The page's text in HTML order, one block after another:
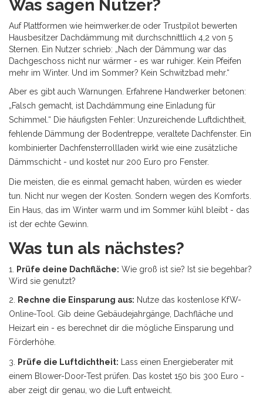
Was sagen Nutzer?
Auf Plattformen wie heimwerker.de oder Trustpilot bewerten
Hausbesitzer Dachdämmung mit durchschnittlich 4,2 von 5
Sternen. Ein Nutzer schrieb: „Nach der Dämmung war das
Dachgeschoss nicht nur wärmer - es war ruhiger. Kein Pfeifen
mehr im Winter. Und im Sommer? Kein Schwitzbad mehr.“
Aber es gibt auch Warnungen. Erfahrene Handwerker betonen:
„Falsch gemacht, ist Dachdämmung eine Einladung für
Schimmel.“ Die häufigsten Fehler: Unzureichende Luftdichtheit,
fehlende Dämmung der Bodentreppe, veraltete Dachfenster. Ein
kombinierter Dachfensterrollladen wirkt wie eine zusätzliche
Dämmschicht - und kostet nur 200 Euro pro Fenster.
Die meisten, die es einmal gemacht haben, würden es wieder
tun. Nicht nur wegen der Kosten. Sondern wegen des Komforts.
Ein Haus, das im Winter warm und im Sommer kühl bleibt - das
ist der echte Gewinn.
Was tun als nächstes?
1. Prüfe deine Dachfläche: Wie groß ist sie? Ist sie begehbar?
Wird sie genutzt?
2.
Rechne die Einsparung aus: Nutze das kostenlose KfW-
Online-Tool. Gib deine Gebäudejahrgänge, Dachfläche und
Heizart ein - es berechnet dir die mögliche Einsparung und
Förderhöhe.
3. Prüfe die Luftdichtheit: Lass einen Energieberater mit
einem Blower-Door-Test prüfen. Das kostet 150 bis 300 Euro -
aber zeigt dir genau, wo die Luft entweicht.